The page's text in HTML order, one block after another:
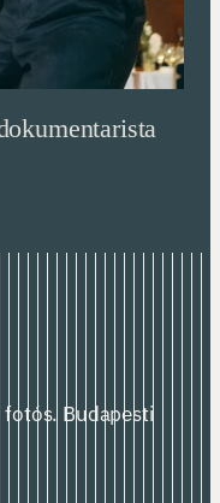
fotós. Budapesti